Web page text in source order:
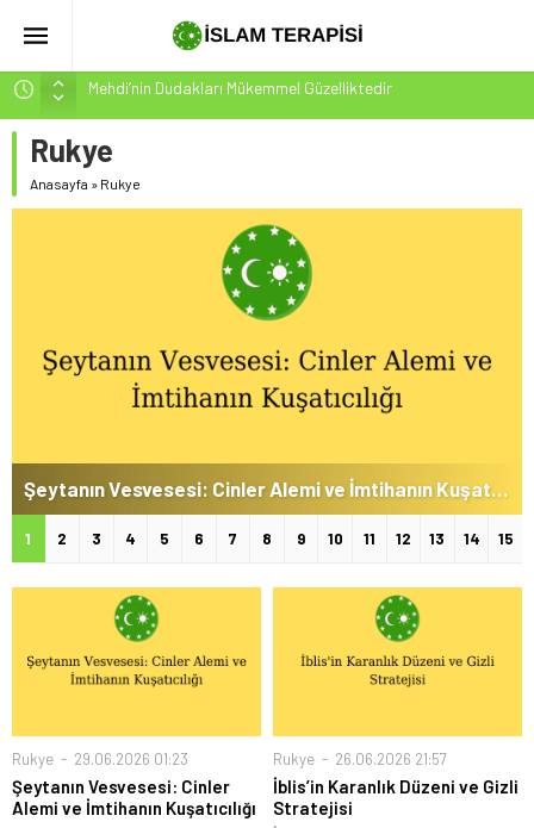
Mehdi’nin Dudakları Mükemmel Güzelliktedir
Hakikatin Nihai Ölçüsü: Kur’an-ı Kerim’in Önceki Kitapları
Tasdiki ve Tahrifleri Arındırması
Peygamber Müjdesi Mehdi Mesih’in Gelişi Kitabımız
26.07.2026 Tarihinde Güncellenmiştir(ÇOK ÖNEMLİ)
İsrâ Sûresi(17) 1. Ayet’in 7 Dilde Yazılışı
Rukye
Anasayfa » Rukye
Şeytanın Vesvesesi: Cinler Alemi ve İmtihanın Kuşatıcılığı
1 2 3 4 5 6 7 8 9 10 11 12 13 14 15
Rukye 29.06.2026 01:23
Şeytanın Vesvesesi: Cinler
Alemi ve İmtihanın Kuşatıcılığı
Rukye 26.06.2026 21:57
İblis’in Karanlık Düzeni ve Gizli
Stratejisi